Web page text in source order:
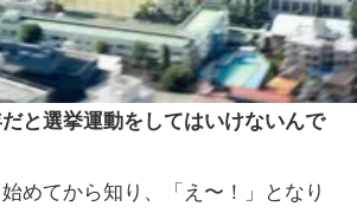
と選挙運動をしてはいけないんで
始めてから知り、「え〜！」となり